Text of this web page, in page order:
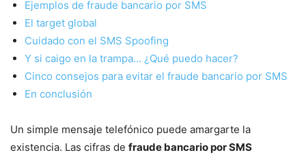
Ejemplos de fraude bancario por SMS
El target global
Cuidado con el SMS Spoofing
Y si caigo en la trampa… ¿Qué puedo hacer?
Cinco consejos para evitar el fraude bancario por SMS
En conclusión
Un simple mensaje telefónico puede amargarte la
existencia. Las cifras de fraude bancario por SMS